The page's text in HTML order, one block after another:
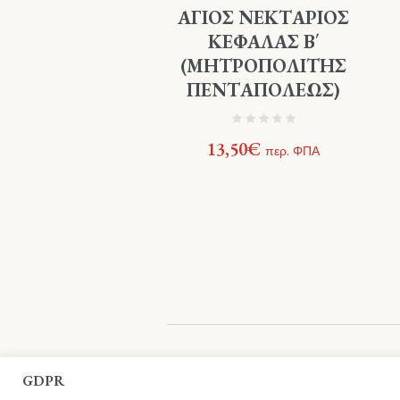
ΑΓΙΟΣ ΝΕΚΤΑΡΙΟΣ
ΚΕΦΑΛΑΣ Β΄
(ΜΗΤΡΟΠΟΛΙΤΗΣ
ΠΕΝΤΑΠΟΛΕΩΣ)
13,50€ περ. ΦΠΑ
GDPR